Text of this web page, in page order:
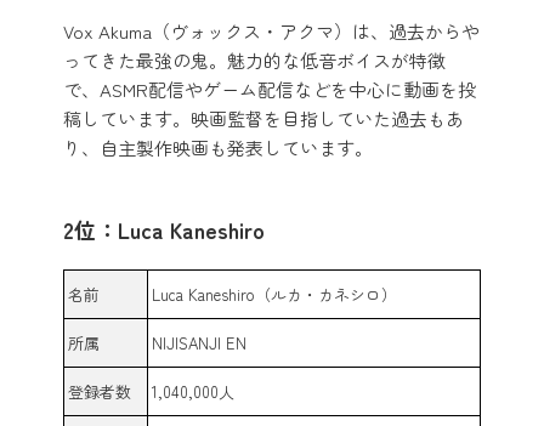
Vox Akuma（ヴォックス・アクマ）は、過去からや
ってきた最強の鬼。魅力的な低音ボイスが特徴
で、ASMR配信やゲーム配信などを中心に動画を投
稿しています。映画監督を目指していた過去もあ
り、自主製作映画も発表しています。
2位：Luca Kaneshiro
名前 Luca Kaneshiro（ルカ・カネシロ）
所属 NIJISANJI EN
登録者数 1,040,000人